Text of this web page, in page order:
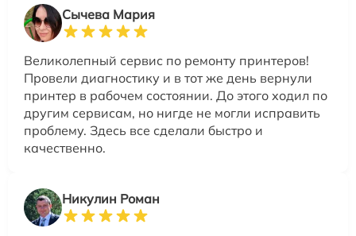
Сычева Мария
Великолепный сервис по ремонту принтеров!
Провели диагностику и в тот же день вернули
принтер в рабочем состоянии. До этого ходил по
другим сервисам, но нигде не могли исправить
проблему. Здесь все сделали быстро и
качественно.
Никулин Роман